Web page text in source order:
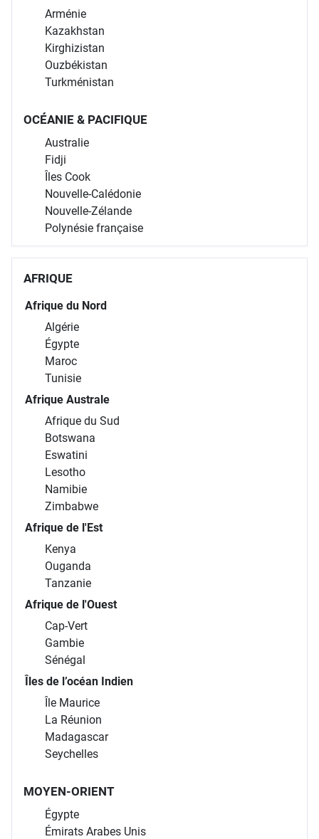
Arménie
Kazakhstan
Kirghizistan
Ouzbékistan
Turkménistan
OCÉANIE & PACIFIQUE
Australie
Fidji
Îles Cook
Nouvelle-Calédonie
Nouvelle-Zélande
Polynésie française
AFRIQUE
Afrique du Nord
Algérie
Égypte
Maroc
Tunisie
Afrique Australe
Afrique du Sud
Botswana
Eswatini
Lesotho
Namibie
Zimbabwe
Afrique de l'Est
Kenya
Ouganda
Tanzanie
Afrique de l'Ouest
Cap-Vert
Gambie
Sénégal
Îles de l’océan Indien
Île Maurice
La Réunion
Madagascar
Seychelles
MOYEN-ORIENT
Égypte
Émirats Arabes Unis